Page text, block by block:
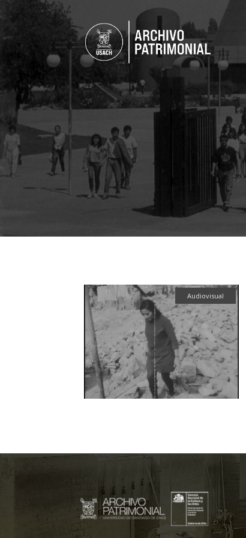
Audiovisual